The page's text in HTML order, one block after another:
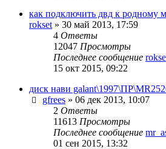
как подключить двд к родному
rokset » 30 май 2013, 17:59
4 Ответы
12047 Просмотры
Последнее сообщение
15 окт 2015, 09:22
диск нави
gfrees » 06 дек 2013, 10:07
2 Ответы
11613 Просмотры
Последнее сообщение
01 сен 2015, 13:32